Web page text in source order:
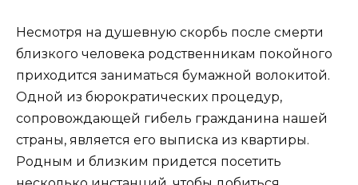
Несмотря на душевную скорбь после смерти
близкого человека родственникам покойного
приходится заниматься бумажной волокитой.
Одной из бюрократических процедур,
сопровождающей гибель гражданина нашей
страны, является его выписка из квартиры.
Родным и близким придется посетить